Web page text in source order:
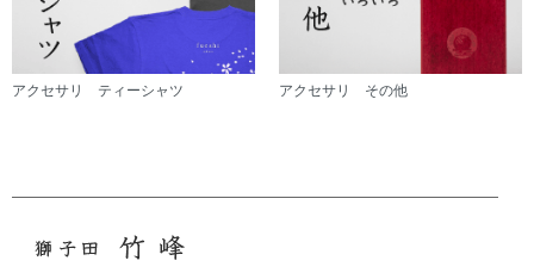
アクセサリ ティーシャツ アクセサリ その他